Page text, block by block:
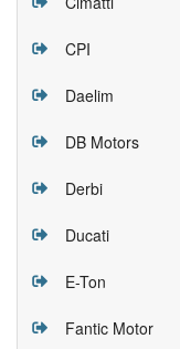
CPI
Daelim
DB Motors
Derbi
Ducati
E-Ton
Fantic Motor